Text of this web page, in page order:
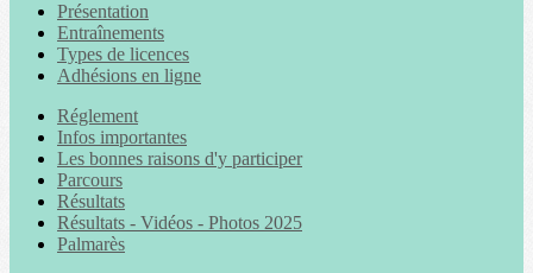
Présentation
Entraînements
Types de licences
Adhésions en ligne
Réglement
Infos importantes
Les bonnes raisons d'y participer
Parcours
Résultats
Résultats - Vidéos - Photos 2025
Palmarès